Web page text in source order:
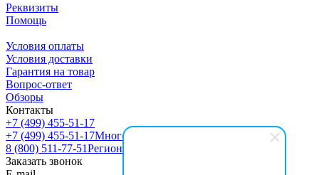
Реквизиты
Помощь
Условия оплаты
Условия доставки
Гарантия на товар
Вопрос-ответ
Обзоры
Контакты
+7 (499) 455-51-17
+7 (499) 455-51-17Многоканальный
8 (800) 511-77-51Регионы РФ
Заказать звонок